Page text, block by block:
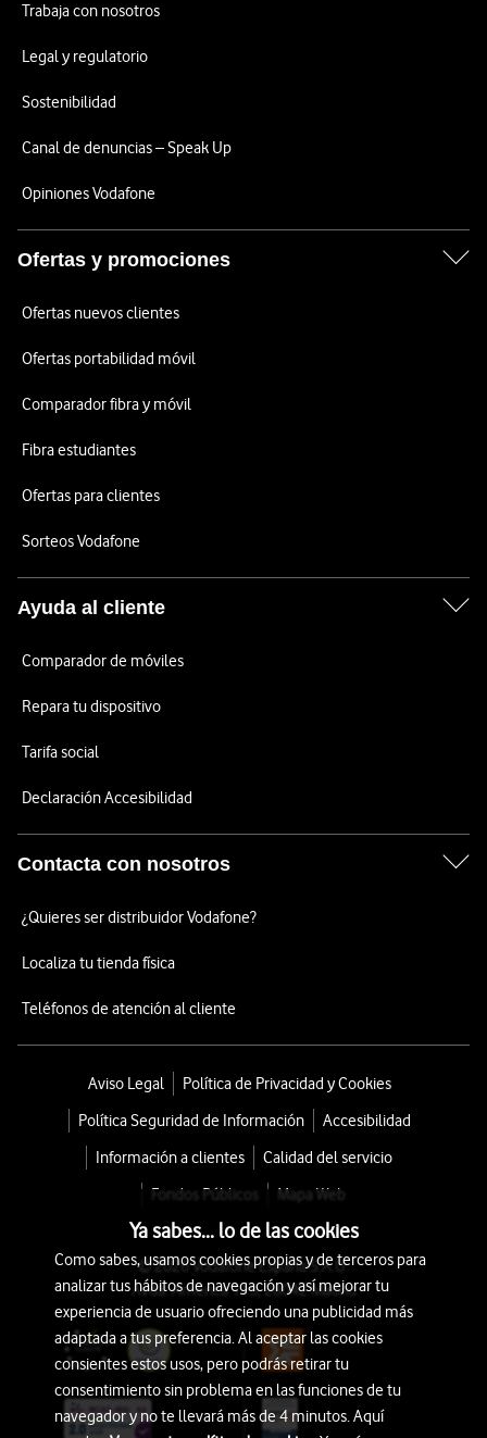
Trabaja con nosotros
Legal y regulatorio
Sostenibilidad
Canal de denuncias – Speak Up
Opiniones Vodafone
Ofertas y promociones
Ofertas nuevos clientes
Ofertas portabilidad móvil
Comparador fibra y móvil
Fibra estudiantes
Ofertas para clientes
Sorteos Vodafone
Ayuda al cliente
Comparador de móviles
Repara tu dispositivo
Tarifa social
Declaración Accesibilidad
Contacta con nosotros
¿Quieres ser distribuidor Vodafone?
Localiza tu tienda física
Teléfonos de atención al cliente
Aviso Legal
Política de Privacidad y Cookies
Política Seguridad de Información
Accesibilidad
Información a clientes
Calidad del servicio
Fondos Públicos
Mapa Web
© 2026 Vodafone España S.A.U.
Avda. América 115, 28042 Madrid
Ya sabes... lo de las cookies
Como sabes, usamos cookies propias y de terceros para
analizar tus hábitos de navegación y así mejorar tu
experiencia de usuario ofreciendo una publicidad más
adaptada a tus preferencia. Al aceptar las cookies
consientes estos usos, pero podrás retirar tu
consentimiento sin problema en las funciones de tu
navegador y no te llevará más de 4 minutos. Aquí